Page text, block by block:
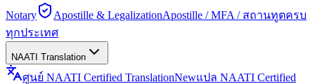
Notary
Apostille & LegalizationApostille / MFA / สถานทูตครบ
ทุกประเทศ
NAATI Translation
ศูนย์ NAATI Certified TranslationNewแปล NAATI Certified